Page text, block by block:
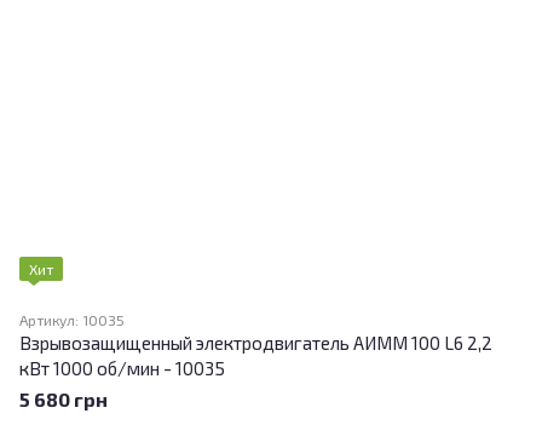
Хит
Артикул: 10035
Взрывозащищенный электродвигатель АИММ 100 L6 2,2
кВт 1000 об/мин - 10035
5 680 грн